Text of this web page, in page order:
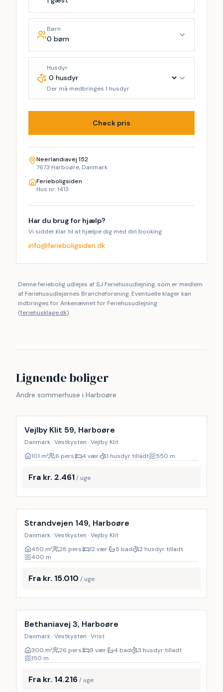
Børn
0 børn
Husdyr
Der må medbringes 1 husdyr
Check pris
Neerlandiavej 152
7673 Harboøre, Danmark
Ferieboligsiden
Hus nr. 1413
Har du brug for hjælp?
Vi sidder klar til at hjælpe dig med din booking.
info@ferieboligsiden.dk
Denne feriebolig udlejes af SJ Feriehusudlejning, som er medlem
af Feriehusudlejernes Brancheforening. Eventuelle klager kan
indbringes for Ankenævnet for Feriehusudlejning
(feriehusklage.dk).
Lignende boliger
Andre sommerhuse i Harboøre
Vejlby Klit 59, Harboøre
Danmark · Vestkysten · Vejlby Klit
101 m² 6 pers. 4 vær. 1 husdyr tilladt 550 m
Fra kr. 2.461/ uge
Inkl. rengøring
Strandvejen 149, Harboøre
Danmark · Vestkysten · Vejlby Klit
450 m² 28 pers. 12 vær. 5 bad
2 husdyr tilladt
400 m
Fra kr. 15.010 / uge
Inkl. rengøring
Bethaniavej 3, Harboøre
Danmark · Vestkysten · Vrist
300 m² 26 pers. 9 vær. 4 bad
3 husdyr tilladt
150 m
Fra kr. 14.216/ uge